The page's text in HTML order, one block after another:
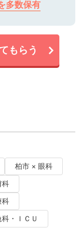
多数保有
もらう
柏市 × 眼科
科
科
・ＩＣＵ